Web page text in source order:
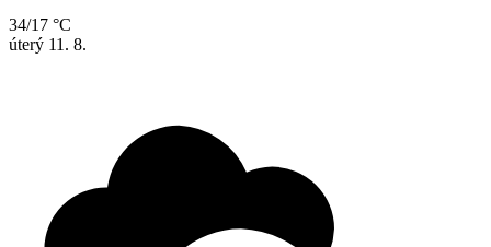
34/17 °C
úterý 11. 8.